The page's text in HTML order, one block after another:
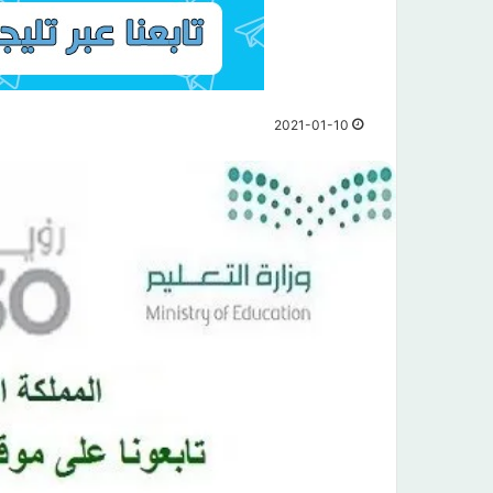
2021-01-10